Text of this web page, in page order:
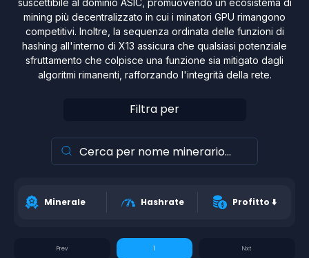
mining più decentralizzato in cui i minatori GPU rimangono
competitivi. Inoltre, la sequenza ordinata delle funzioni di
hashing all'interno di X13 assicura che qualsiasi potenziale
sfruttamento che colpisce una funzione sia mitigato dagli
algoritmi rimanenti, rafforzando l'integrità della rete.
Filtra per
Minerale Hashrate Profitto ⬇️
1